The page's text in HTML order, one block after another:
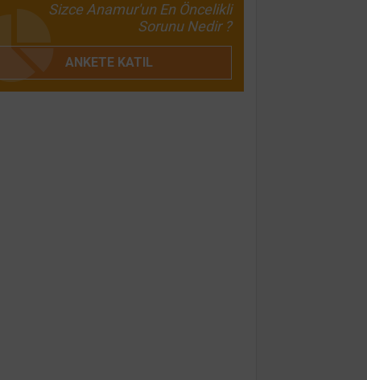
Sizce Anamur'un En Öncelikli
Sorunu Nedir ?
ANKETE KATIL